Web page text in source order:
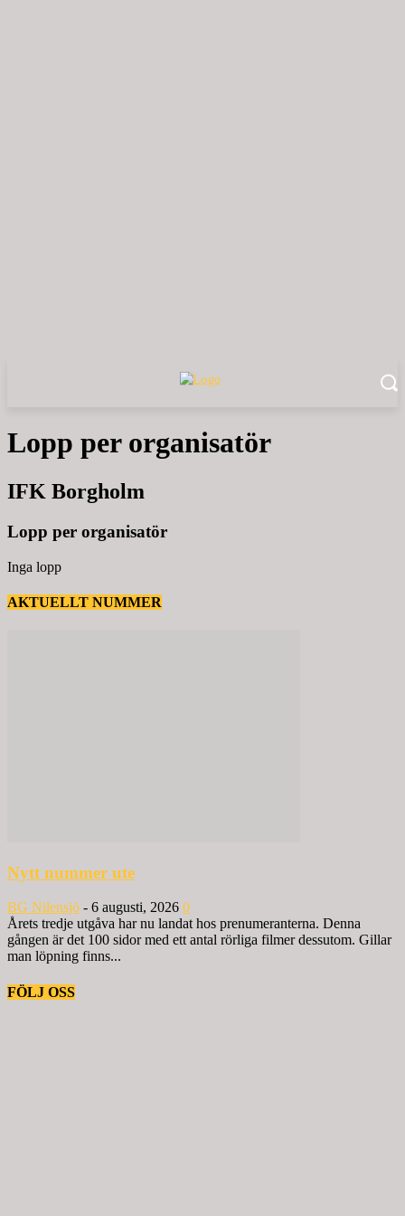
Lopp per organisatör
IFK Borgholm
Lopp per organisatör
Inga lopp
AKTUELLT NUMMER
Nytt nummer ute
BG Nilensjö - 6 augusti, 2026 0
Årets tredje utgåva har nu landat hos prenumeranterna. Denna
gången är det 100 sidor med ett antal rörliga filmer dessutom. Gillar
man löpning finns...
FÖLJ OSS